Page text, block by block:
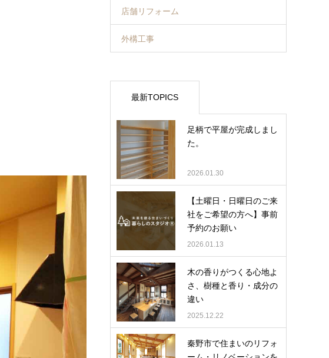
店舗リフォーム
外構工事
最新TOPICS
足柄で平屋が完成しまし
た。
2026.01.30
【土曜日・日曜日のご来
社をご希望の方へ】事前
予約のお願い
2026.01.13
木の香りがつくる心地よ
さ、樹種と香り・成分の
違い
2025.12.22
秦野市で住まいのリフォ